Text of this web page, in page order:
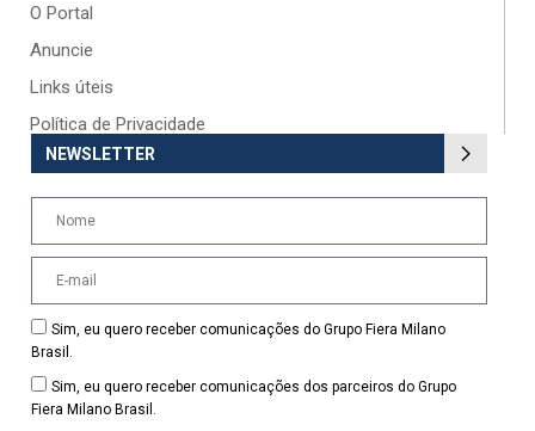
O Portal
Anuncie
Links úteis
Política de Privacidade
NEWSLETTER
Sim, eu quero receber comunicações do Grupo Fiera Milano
Brasil.
Sim, eu quero receber comunicações dos parceiros do Grupo
Fiera Milano Brasil.